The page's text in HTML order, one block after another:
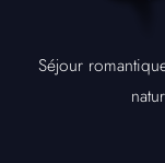
Séjour